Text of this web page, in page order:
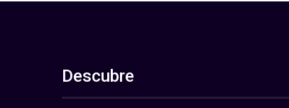
Descubre